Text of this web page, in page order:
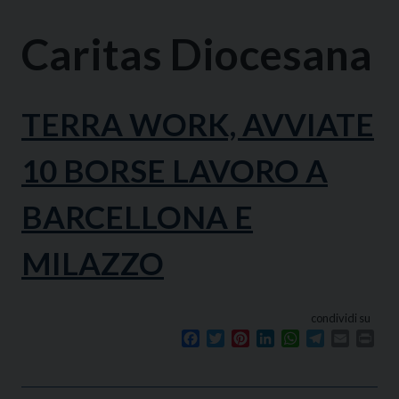
Caritas Diocesana
TERRA WORK, AVVIATE
10 BORSE LAVORO A
BARCELLONA E
MILAZZO
condividi su
Facebook
TwitterPinterestLinkedInWhatsApp